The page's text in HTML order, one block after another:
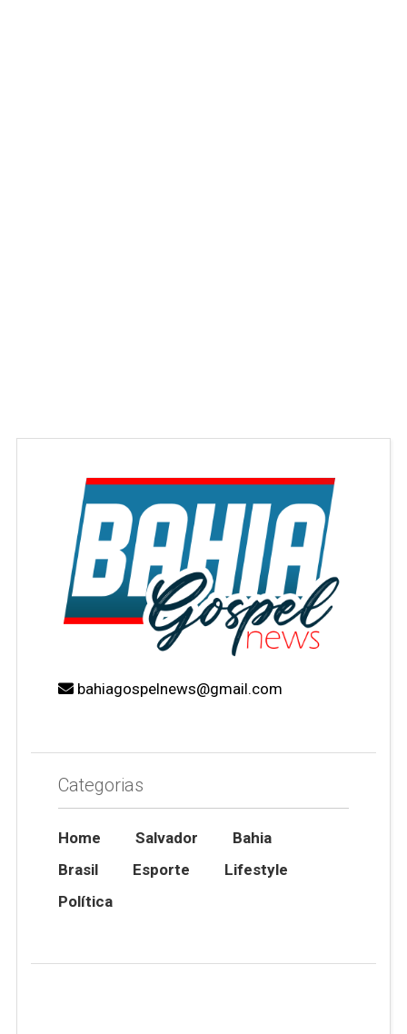
bahiagospelnews@gmail.com
Categorias
Home Salvador
Bahia
Brasil
Esporte
Lifestyle
Política